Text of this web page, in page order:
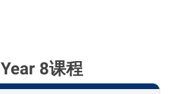
Year 8课程